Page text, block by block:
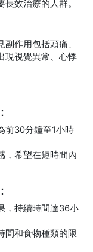
效治療的人群。
作用包括頭痛、
現視覺異常、心悸
前30分鐘至1小時
，希望在短時間內
，持續時間達36小
間和食物種類的限